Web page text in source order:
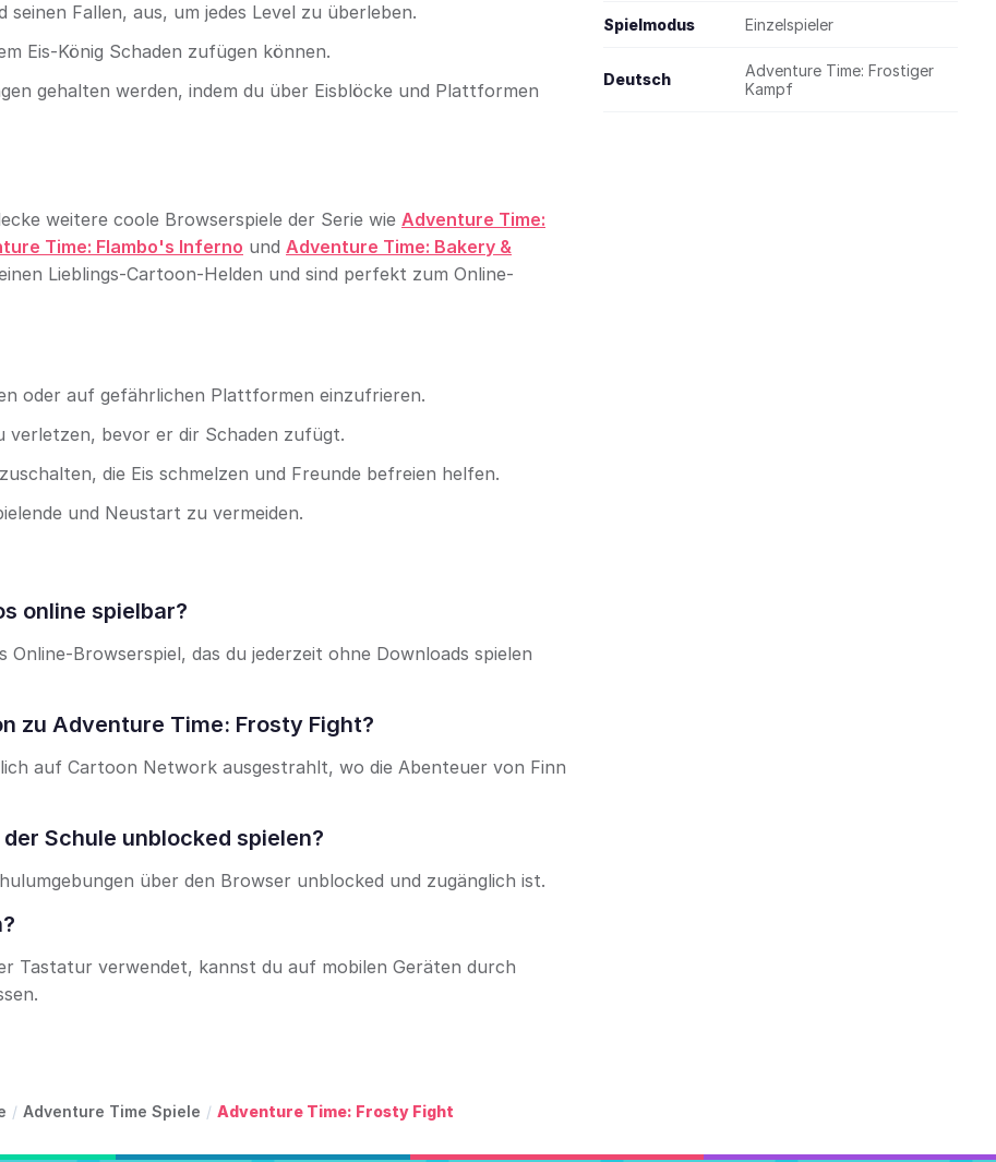
seinen Fallen, aus, um jedes Level zu überleben.
Eis-König Schaden zufügen können.
gehalten werden, indem du über Eisblöcke und Plattformen
weitere coole Browserspiele der Serie wie Adventure Time:
Time: Flambo's Inferno und Adventure Time: Bakery &
Lieblings-Cartoon-Helden und sind perfekt zum Online-
oder auf gefährlichen Plattformen einzufrieren.
verletzen, bevor er dir Schaden zufügt.
die Eis schmelzen und Freunde befreien helfen.
und Neustart zu vermeiden.
online spielbar?
Browserspiel, das du jederzeit ohne Downloads spielen
zu Adventure Time: Frosty Fight?
auf Cartoon Network ausgestrahlt, wo die Abenteuer von Finn
Schule unblocked spielen?
über den Browser unblocked und zugänglich ist.
Tastatur verwendet, kannst du auf mobilen Geräten durch
Spielmodus Einzelspieler
Deutsch
Adventure Time: Frostiger
Kampf
/ Adventure Time Spiele / Adventure Time: Frosty Fight